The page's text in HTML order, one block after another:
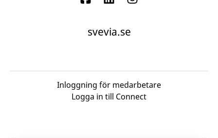
svevia.se
Inloggning för medarbetare
Logga in till Connect